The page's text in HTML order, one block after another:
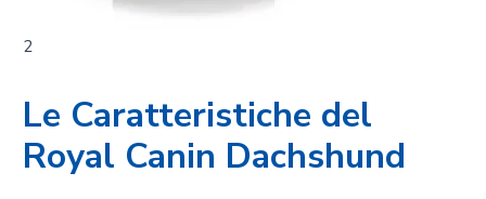
2
Le Caratteristiche del
Royal Canin Dachshund